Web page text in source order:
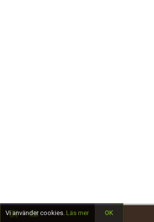
Vi använder cookies. Läs mer OK